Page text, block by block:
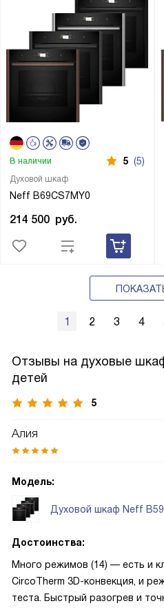
Духовой шкаф
Neff B69CS7MY0
В наличии 5 (5)
214 500 руб.
1 2 3 4
Отзывы на духовые
детей
5
Алия
Модель:
Духовой шкаф Neff
Достоинства:
Много режимов (14) — есть и
CircoTherm 3D-конвекция, и
теста. Быстрый разогрев и